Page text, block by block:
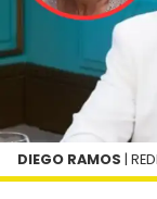
DIEGO RAMOS |